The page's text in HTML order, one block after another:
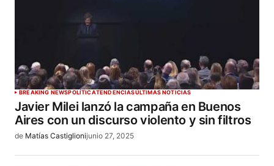
BREAKING NEWSPOLÍTICATENDENCIASÚLTIMAS NOTICIAS
Javier Milei lanzó la campaña en Buenos
Aires con un discurso violento y sin filtros
de Matías Castiglionijunio 27, 2025